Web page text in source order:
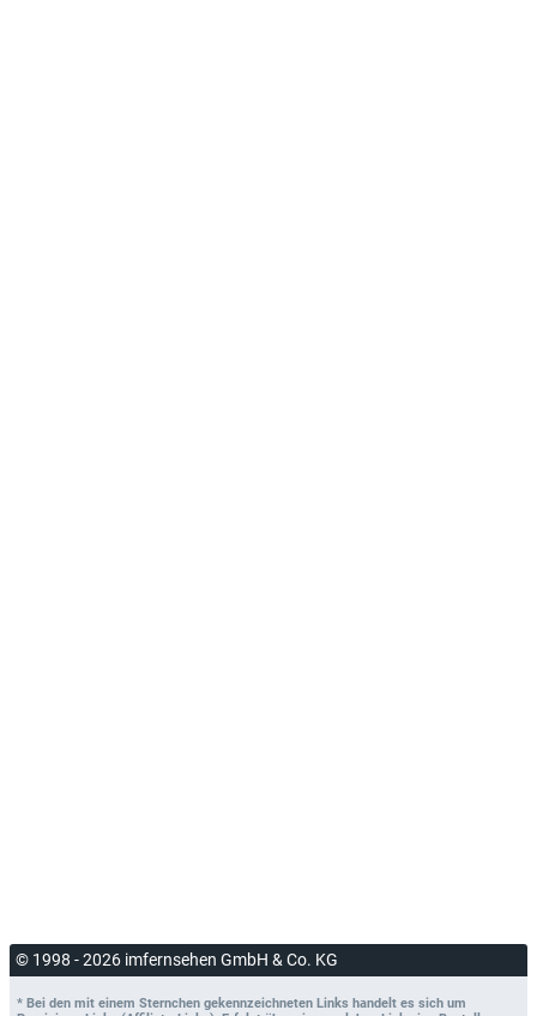
© 1998 - 2026 imfernsehen GmbH & Co. KG
* Bei den mit einem Sternchen gekennzeichneten Links handelt es sich um